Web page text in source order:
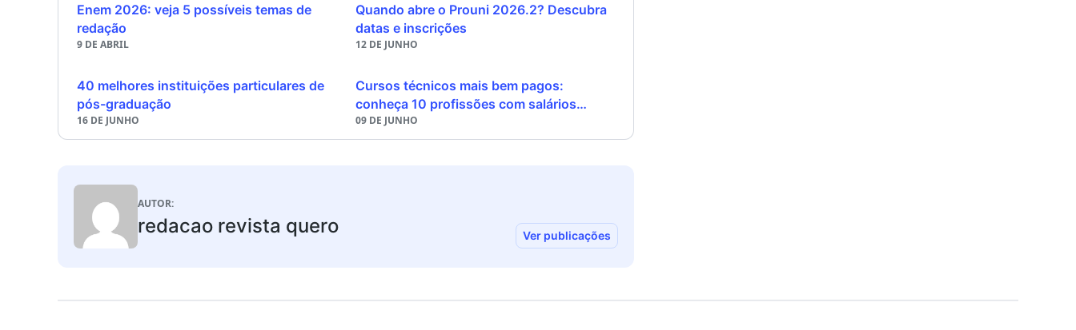
Enem 2026: veja 5 possíveis temas de
redação
9 DE ABRIL
Quando abre o Prouni 2026.2? Descubra
datas e inscrições
12 DE JUNHO
40 melhores instituições particulares de
pós-graduação
16 DE JUNHO
Cursos técnicos mais bem pagos:
conheça 10 profissões com salários
acima de R$ 5 mil
09 DE JUNHO
AUTOR:
redacao revista quero Ver publicações